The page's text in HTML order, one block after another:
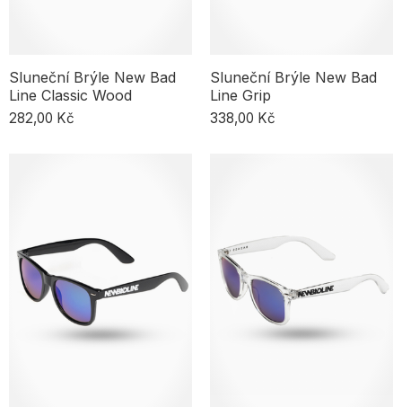
Sluneční Brýle New Bad
Line Classic Wood
282,00 Kč
Sluneční Brýle New Bad
Line Grip
338,00 Kč